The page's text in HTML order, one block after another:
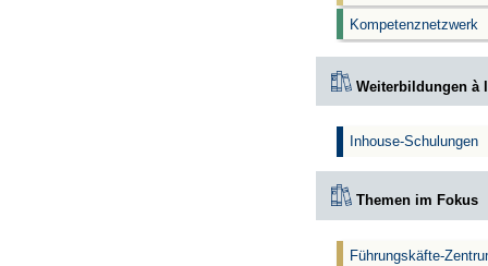
Kompetenznetzwerk
Weiterbildungen à
Inhouse-Schulungen
Themen im Fokus
Führungskäfte-